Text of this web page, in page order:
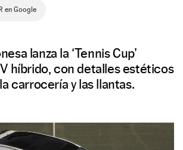
en Google
lanza la ‘Tennis Cup’
híbrido, con detalles estéticos
carrocería y las llantas.